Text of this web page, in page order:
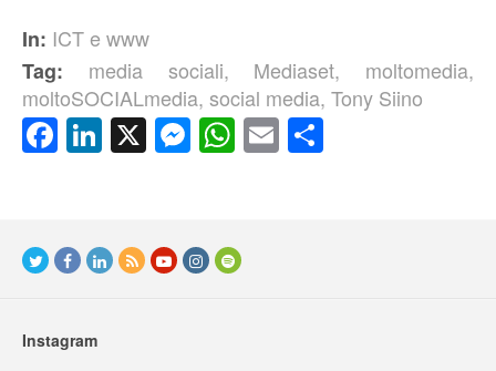
In: ICT e www
Tag:
media sociali, Mediaset, moltomedia,
moltoSOCIALmedia, social media, Tony Siino
Facebook
LinkedIn
X Messenger
WhatsApp
Email
Instagram